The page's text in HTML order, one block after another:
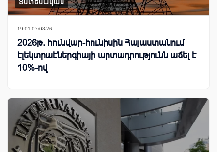
Տնտեսական
19:01 07/08/26
2026թ. հունվար-հունիսին Հայաստանում
էլեկտրաէներգիայի արտադրությունն աճել է
10%-ով